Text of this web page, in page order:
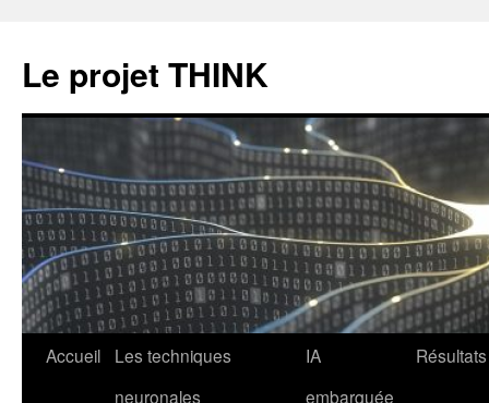
Le projet THINK
Aller
Accueil
Les techniques
neuronales
IA
embarquée
Résultats